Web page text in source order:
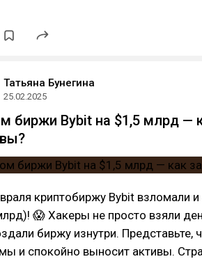
Татьяна Бунегина
25.02.2025
биржи Bybit на $1,5 млрд —
криптобиржу Bybit взломали
😱 Хакеры не просто взяли
биржу изнутри. Представьте,
и спокойно выносит активы.